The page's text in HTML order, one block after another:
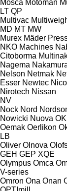
Mosca Motoman
LT QP
Multivac
MD MT MW
Murex Mäder
NKO Machines
Citoborma
Nagema
Nelson Netmak
Esser Newtec
Nirotech Nissan
NV
Nock Nord
Nowicki Nuova
Oemak Oerlikon
LB
Oliver Olnova
GEH GEP XQE
Olympus Omca
V-series
Omron Ona Onan